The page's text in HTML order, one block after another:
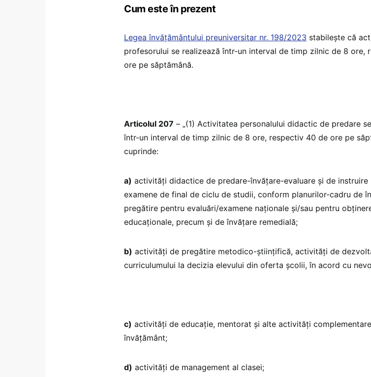
Cum este în prezent
Legea învățământului preuniversitar nr. 198/2023 stabilește că
profesorului se realizează într-un interval de timp zilnic de 8 ore,
ore pe săptămână.
Articolul 207 – „(1) Activitatea personalului didactic de predare
într-un interval de timp zilnic de 8 ore, respectiv 40 de ore pe
cuprinde:
a) activități didactice de predare-învățare-evaluare și de instruire
examene de final de ciclu de studii, conform planurilor-cadru de
pregătire pentru evaluări/examene naționale și/sau pentru
educaționale, precum și de învățare remedială;
b) activități de pregătire metodico-științifică, activități de
curriculumului la decizia elevului din oferta școlii, în acord cu
c) activități de educație, mentorat și alte activități
învățământ;
d) activități de management al clasei;